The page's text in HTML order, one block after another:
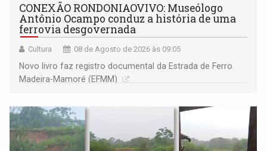
CONEXÃO RONDONIAOVIVO: Museólogo
Antônio Ocampo conduz a história de uma
ferrovia desgovernada
Cultura 08 de Agosto de 2026 às 09:05
Novo livro faz registro documental da Estrada de Ferro
Madeira-Mamoré (EFMM)